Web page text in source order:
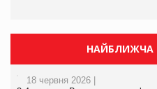
НАЙБЛИЖЧА
18 червня 2026 |